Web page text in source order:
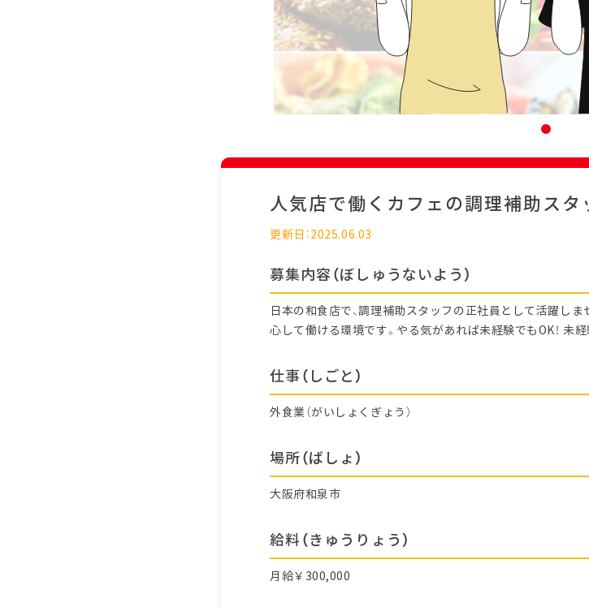
人気店で働くカフェの調理補助スタ
更新日：2025.06.03
募集内容（ぼしゅうないよう）
日本の和食店で、調理補助スタッフの正社員として活躍し
心して働ける環境です。やる気があれば未経験でもOK！ 未
仕事（しごと）
外食業（がいしょくぎょう）
場所（ばしょ）
大阪府和泉市
給料（きゅうりょう）
月給￥300,000